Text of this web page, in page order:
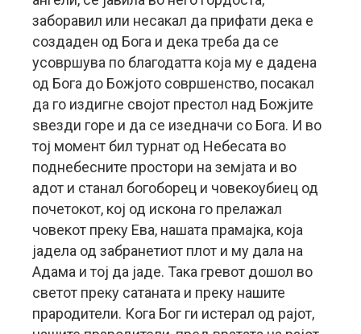
заборавил или несакал да прифати дека е
создаден од Бога и дека треба да се
усовршува по благодатта која му е дадена
од Бога до Божјото совршенство, посакал
да го издигне својот престол над Божјите
ѕвезди горе и да се изедначи со Бога. И во
тој момент бил турнат од Небесата во
поднебесните простори на земјата и во
адот и станал богоборец и човекоубиец од
почетокот, кој од искона го прелажал
човекот преку Ева, нашата прамајка, која
јадела од забранетиот плот и му дала на
Адама и тој да јаде. Така гревот дошол во
светот преку сатаната и преку нашите
прародители. Кога Бог ги истерал од рајот,